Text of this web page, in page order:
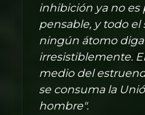
inhibición ya no es
pensable, y todo el
ningún átomo diga
irresistiblemente.
medio del
se consuma la
hombre".